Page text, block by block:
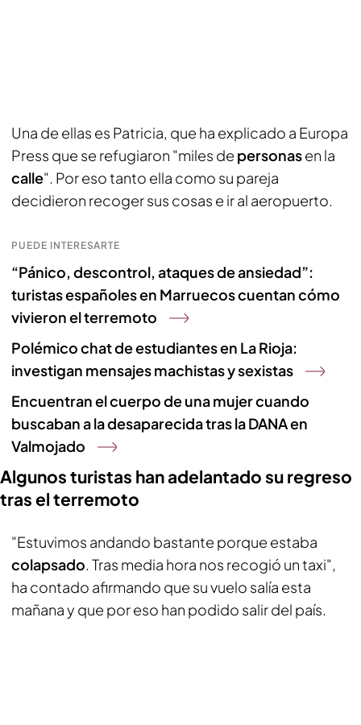
Una de ellas es Patricia, que ha explicado a Europa
Press que se refugiaron "miles de personasen la
calle". Por eso tanto ella como su pareja
decidieron recoger sus cosas e ir al aeropuerto.
PUEDE INTERESARTE
“Pánico, descontrol, ataques de ansiedad”:
turistas españoles en Marruecos cuentan cómo
vivieron el terremoto
Polémico chat de estudiantes en La Rioja:
investigan mensajes machistas y sexistas
Encuentran el cuerpo de una mujer cuando
buscaban a la desaparecida tras la DANA en
Valmojado
Algunos turistas han adelantado su regreso
tras el terremoto
"Estuvimos andando bastante porque estaba
colapsado. Tras media hora nos recogió un taxi",
ha contado afirmando que su vuelo salía esta
mañana y que por eso han podido salir del país.